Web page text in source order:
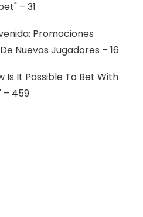
– 31
Promociones
Nuevos Jugadores – 16
Is It Possible To Bet With
– 459